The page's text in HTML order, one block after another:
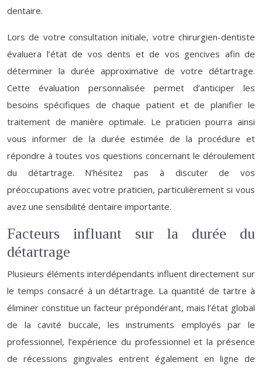
dentaire.
Lors de votre consultation initiale, votre chirurgien-dentiste
évaluera l’état de vos dents et de vos gencives afin de
déterminer la durée approximative de votre détartrage.
Cette évaluation personnalisée permet d’anticiper les
besoins spécifiques de chaque patient et de planifier le
traitement de manière optimale. Le praticien pourra ainsi
vous informer de la durée estimée de la procédure et
répondre à toutes vos questions concernant le déroulement
du détartrage. N’hésitez pas à discuter de vos
préoccupations avec votre praticien, particulièrement si vous
avez une sensibilité dentaire importante.
Facteurs influant sur la durée du
détartrage
Plusieurs éléments interdépendants influent directement sur
le temps consacré à un détartrage. La quantité de tartre à
éliminer constitue un facteur prépondérant, mais l’état global
de la cavité buccale, les instruments employés par le
professionnel, l’expérience du professionnel et la présence
de récessions gingivales entrent également en ligne de